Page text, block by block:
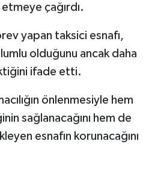
çağırdı.
yapan taksici esnafı,
olduğunu ancak daha
ifade etti.
önlenmesiyle hem
sağlanacağını hem de
esnafın korunacağını